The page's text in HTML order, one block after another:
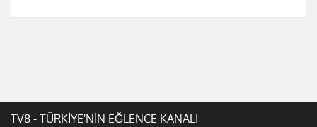
TV8 - TÜRKİYE'NİN EĞLENCE KANALI